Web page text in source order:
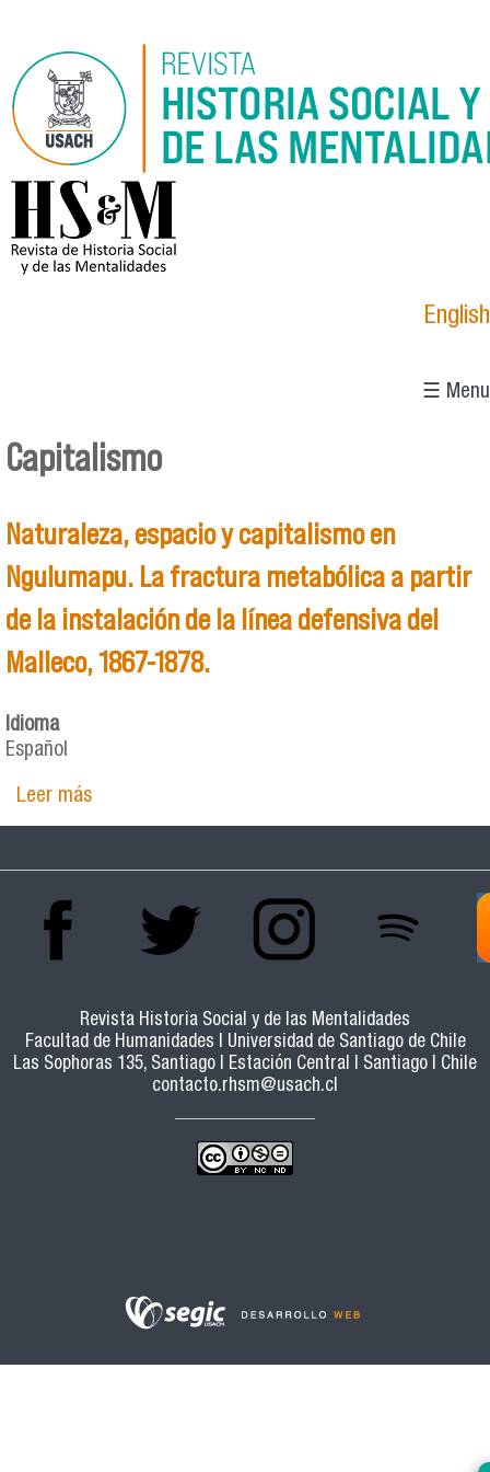
logo_hsm_2021.png
English
☰ Menu
Se encuentra usted aquí
Capitalismo
Naturaleza, espacio y capitalismo en
Ngulumapu. La fractura metabólica a partir
de la instalación de la línea defensiva del
Malleco, 1867-1878.
Idioma
Español
Leer mássobre Naturaleza, espacio y capitalismo en
Ngulumapu. La fractura metabólica a partir de
1867-1878.
Revista Historia Social y de las Mentalidades
Facultad de Humanidades | Universidad de Santiago de Chile
Las Sophoras 135, Santiago | Estación Central | Santiago | Chile
contacto.rhsm@usach.cl